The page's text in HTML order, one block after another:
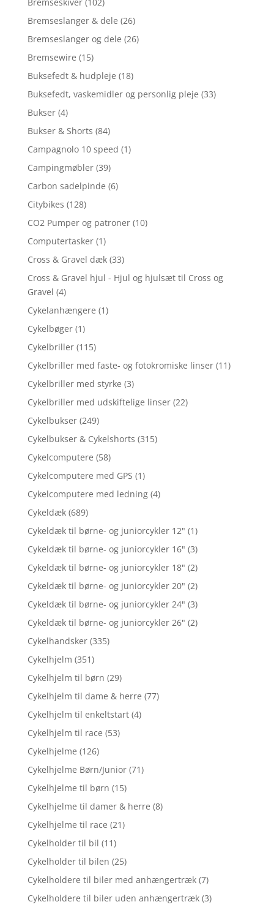
Bremseslanger & dele (26)
Bremseslanger og dele (26)
Bremsewire (15)
Buksefedt & hudpleje (18)
Buksefedt, vaskemidler og personlig pleje (33)
Bukser (4)
Bukser & Shorts (84)
Campagnolo 10 speed (1)
Campingmøbler (39)
Carbon sadelpinde (6)
Citybikes (128)
CO2 Pumper og patroner (10)
Computertasker (1)
Cross & Gravel dæk (33)
Cross & Gravel hjul - Hjul og hjulsæt til Cross og
Gravel (4)
Cykelanhængere (1)
Cykelbøger (1)
Cykelbriller (115)
Cykelbriller med faste- og fotokromiske linser (11)
Cykelbriller med styrke (3)
Cykelbriller med udskiftelige linser (22)
Cykelbukser (249)
Cykelbukser & Cykelshorts (315)
Cykelcomputere (58)
Cykelcomputere med GPS (1)
Cykelcomputere med ledning (4)
Cykeldæk (689)
Cykeldæk til børne- og juniorcykler 12" (1)
Cykeldæk til børne- og juniorcykler 16" (3)
Cykeldæk til børne- og juniorcykler 18" (2)
Cykeldæk til børne- og juniorcykler 20" (2)
Cykeldæk til børne- og juniorcykler 24" (3)
Cykeldæk til børne- og juniorcykler 26" (2)
Cykelhandsker (335)
Cykelhjelm (351)
Cykelhjelm til børn (29)
Cykelhjelm til dame & herre (77)
Cykelhjelm til enkeltstart (4)
Cykelhjelm til race (53)
Cykelhjelme (126)
Cykelhjelme Børn/Junior (71)
Cykelhjelme til børn (15)
Cykelhjelme til damer & herre (8)
Cykelhjelme til race (21)
Cykelholder til bil (11)
Cykelholder til bilen (25)
Cykelholdere til biler med anhængertræk (7)
Cykelholdere til biler uden anhængertræk (3)